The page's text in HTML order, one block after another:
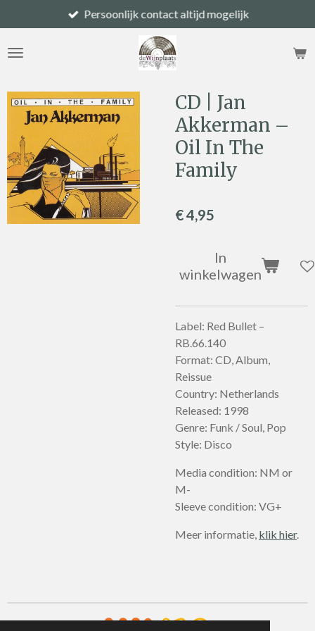
direct
naar
Persoonlijk contact altijd mogelijk
CD | Jan
Akkerman –
Oil In The
Family
€ 4,95
In
winkelwagen
Label: Red Bullet –
RB.66.140
Format: CD, Album,
Reissue
Country: Netherlands
Released: 1998
Genre: Funk / Soul, Pop
Style: Disco
Media condition: NM or
M-
Sleeve condition: VG+
Meer informatie, klik hier.